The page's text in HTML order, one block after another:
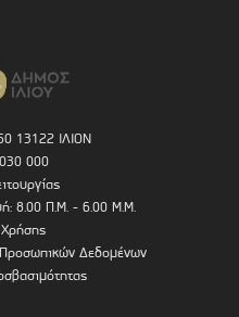
13122 ΙΛΙΟΝ
000
8.00 Π.Μ. - 6.00 Μ.Μ.
Δεδομένων